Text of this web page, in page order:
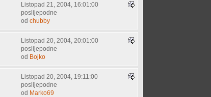
Listopad 21, 2004, 16:01:00
poslijepodne
odchubby
Listopad 20, 2004, 20:01:00
poslijepodne
od Bojko
Listopad 20, 2004, 19:11:00
poslijepodne
od Marko69